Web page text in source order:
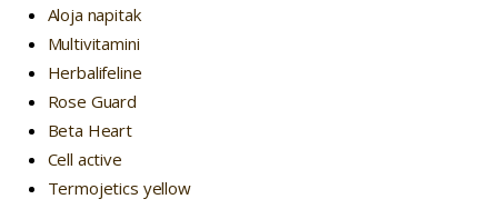
Aloja napitak
Multivitamini
Herbalifeline
Rose Guard
Beta Heart
Cell active
Termojetics yellow